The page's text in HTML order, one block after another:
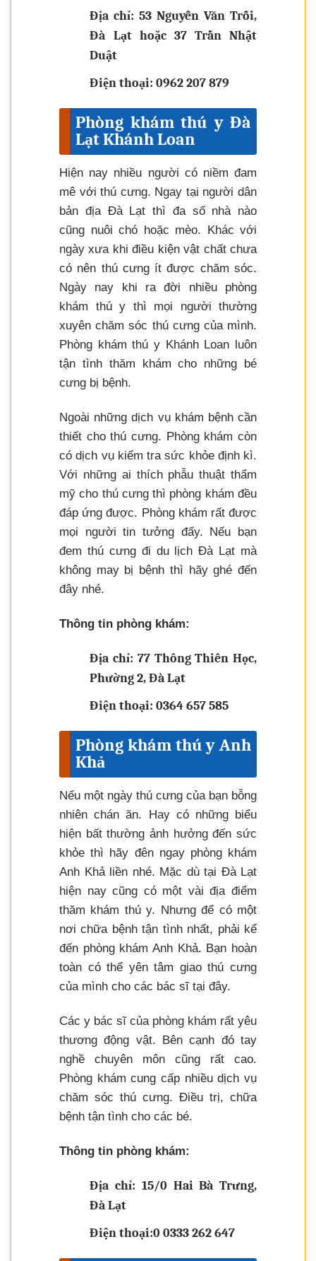
Địa chỉ: 53 Nguyễn Văn Trỗi,
Đà Lạt hoặc 37 Trần Nhật
Duật
Điện thoại: 0962 207 879
Phòng khám thú y Đà
Lạt Khánh Loan
Hiện nay nhiều người có niềm đam
mê với thú cưng. Ngay tại người dân
bản địa Đà Lạt thì đa số nhà nào
cũng nuôi chó hoặc mèo. Khác với
ngày xưa khi điều kiện vật chất chưa
có nên thú cưng ít được chăm sóc.
Ngày nay khi ra đời nhiều phòng
khám thú y thì mọi người thường
xuyên chăm sóc thú cưng của mình.
Phòng khám thú y Khánh Loan luôn
tận tình thăm khám cho những bé
cưng bị bệnh.
Ngoài những dịch vụ khám bệnh cần
thiết cho thú cưng. Phòng khám còn
có dịch vụ kiểm tra sức khỏe định kì.
Với những ai thích phẫu thuật thẩm
mỹ cho thú cưng thì phòng khám đều
đáp ứng được. Phòng khám rất được
mọi người tin tưởng đấy. Nếu bạn
đem thú cưng đi du lịch Đà Lạt mà
không may bị bệnh thì hãy ghé đến
đây nhé.
Thông tin phòng khám:
Địa chỉ: 77 Thông Thiên Học,
Phường 2, Đà Lạt
Điện thoại: 0364 657 585
Phòng khám thú y Anh
Khả
Nếu một ngày thú cưng của bạn bỗng
nhiên chán ăn. Hay có những biểu
hiện bất thường ảnh hưởng đến sức
khỏe thì hãy đên ngay phòng khám
Anh Khả liền nhé. Mặc dù tại Đà Lạt
hiện nay cũng có một vài địa điểm
thăm khám thú y. Nhưng để có một
nơi chữa bệnh tận tình nhất, phải kể
đến phòng khám Anh Khả. Bạn hoàn
toàn có thể yên tâm giao thú cưng
của mình cho các bác sĩ tại đây.
Các y bác sĩ của phòng khám rất yêu
thương động vật. Bên cạnh đó tay
nghề chuyên môn cũng rất cao.
Phòng khám cung cấp nhiều dịch vụ
chăm sóc thú cưng. Điều trị, chữa
bệnh tận tình cho các bé.
Thông tin phòng khám:
Địa chỉ: 15/0 Hai Bà Trưng,
Đà Lạt
Điện thoại:0 0333 262 647